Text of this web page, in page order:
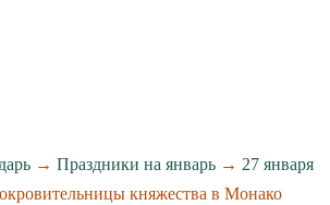
→ Праздники на январь→ 27 января
княжества в Монако